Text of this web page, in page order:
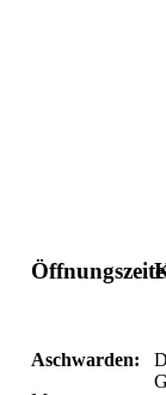
Aschwarden: